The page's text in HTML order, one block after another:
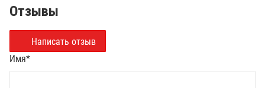
Отзывы
Написать отзыв
Имя*